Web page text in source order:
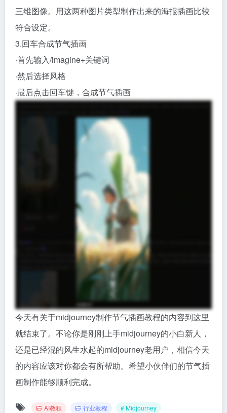
三维图像。用这两种图片类型制作出来的海报插画比较
符合设定。
3.回车合成节气插画
·首先输入/imagine+关键词
·然后选择风格
·最后点击回车键，合成节气插画
今天有关于midjourney制作节气插画教程的内容到这里
就结束了。不论你是刚刚上手midjourney的小白新人，
还是已经混的风生水起的midjourney老用户，相信今天
的内容应该对你都会有所帮助。希望小伙伴们的节气插
画制作能够顺利完成。
AI教程 行业教程 # Midjourney